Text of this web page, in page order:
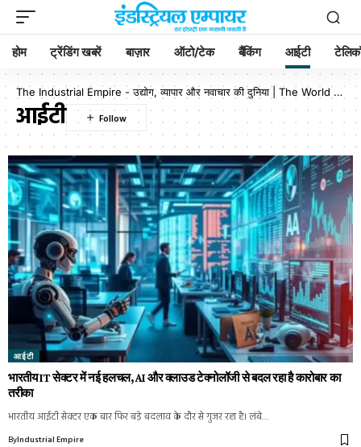
होम ट्रेंडिंग खबरें बाज़ार ऑटो/टेक बैंकिंग आईटी
The Industrial Empire - उद्योग, व्यापार और नवाचार की दुनिया | The World of Industry, Business & Innovation
आईटी
आईटी
भारतीय IT सेक्टर में नई हलचल, AI और क्लाउड टेक्नोलॉजी से बदल रहा है कारोबार का
तरीका
भारतीय आईटी सेक्टर एक बार फिर बड़े बदलाव के दौर से गुजर रहा है। लंबे…
ByIndustrial Empire